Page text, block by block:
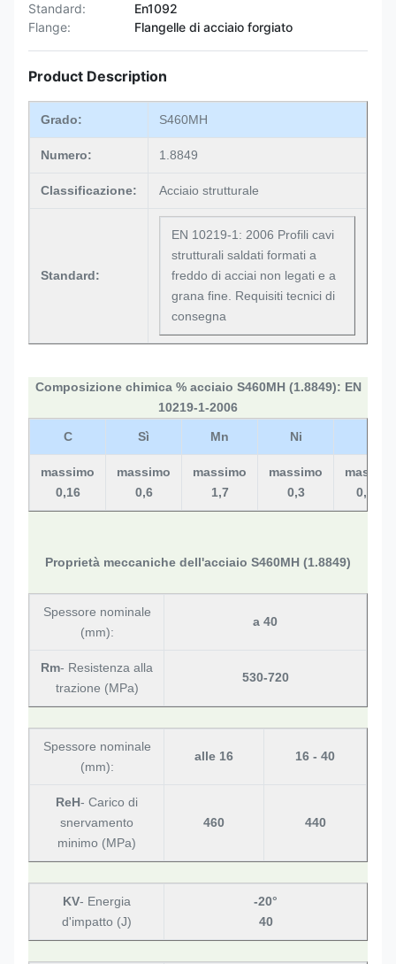
Standard:
En1092
Flange:
Flangelle di acciaio forgiato
Product Description
Grado: S460MH
Numero: 1.8849
Classificazione: Acciaio strutturale
Standard:
EN 10219-1: 2006 Profili cavi
strutturali saldati formati a
freddo di acciai non legati e a
grana fine. Requisiti tecnici di
consegna
Composizione chimica % acciaio S460MH (1.8849): EN
10219-1-2006
C Sì Mn Ni
massimo
0,16
massimo
0,6
massimo
1,7
massimo
0,3
0,035
Proprietà meccaniche dell'acciaio S460MH (1.8849)
Spessore nominale
(mm):
a 40
Rm- Resistenza alla
trazione (MPa)
530-720
Spessore nominale
(mm):
alle 16 16 - 40
ReH- Carico di
snervamento
minimo (MPa)
460 440
KV- Energia
d'impatto (J)
-20°
40